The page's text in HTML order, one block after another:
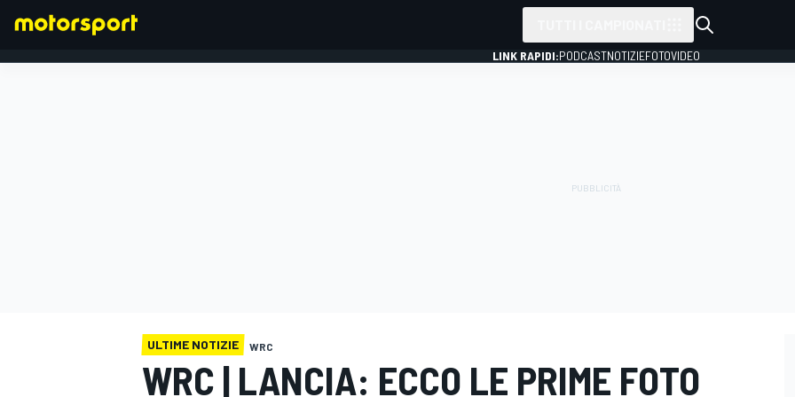
LINK RAPIDI:PODCASTNOTIZIEFOTOVIDEO
ULTIME NOTIZIE WRC
WRC | LANCIA: ECCO LE PRIME FOTO